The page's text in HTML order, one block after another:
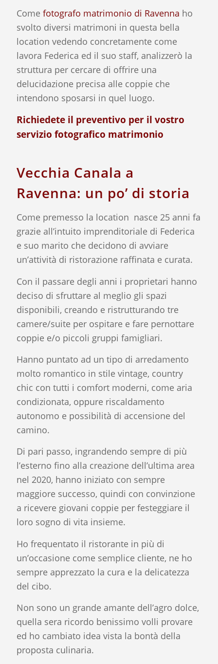
Come fotografo matrimonio di Ravenna ho
svolto diversi matrimoni in questa bella
location vedendo concretamente come
lavora Federica ed il suo staff, analizzerò la
struttura per cercare di offrire una
delucidazione precisa alle coppie che
intendono sposarsi in quel luogo.
Richiedete il preventivo per il vostro
servizio fotografico matrimonio
Vecchia Canala a
Ravenna: un po’ di storia
Come premesso la location nasce 25 anni fa
grazie all’intuito imprenditoriale di Federica
e suo marito che decidono di avviare
un’attività di ristorazione raffinata e curata.
Con il passare degli anni i proprietari hanno
deciso di sfruttare al meglio gli spazi
disponibili, creando e ristrutturando tre
camere/suite per ospitare e fare pernottare
coppie e/o piccoli gruppi famigliari.
Hanno puntato ad un tipo di arredamento
molto romantico in stile vintage, country
chic con tutti i comfort moderni, come aria
condizionata, oppure riscaldamento
autonomo e possibilità di accensione del
camino.
Di pari passo, ingrandendo sempre di più
l’esterno fino alla creazione dell’ultima area
nel 2020, hanno iniziato con sempre
maggiore successo, quindi con convinzione
a ricevere giovani coppie per festeggiare il
loro sogno di vita insieme.
Ho frequentato il ristorante in più di
un’occasione come semplice cliente, ne ho
sempre apprezzato la cura e la delicatezza
del cibo.
Non sono un grande amante dell’agro dolce,
quella sera ricordo benissimo volli provare
ed ho cambiato idea vista la bontà della
proposta culinaria.